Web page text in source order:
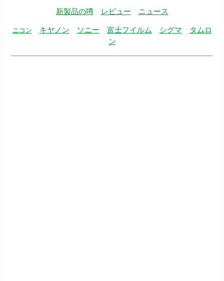
新製品の噂 レビュー ニュース
ニコン キヤノン ソニー 富士フイルム シグマ
タムロ
ン